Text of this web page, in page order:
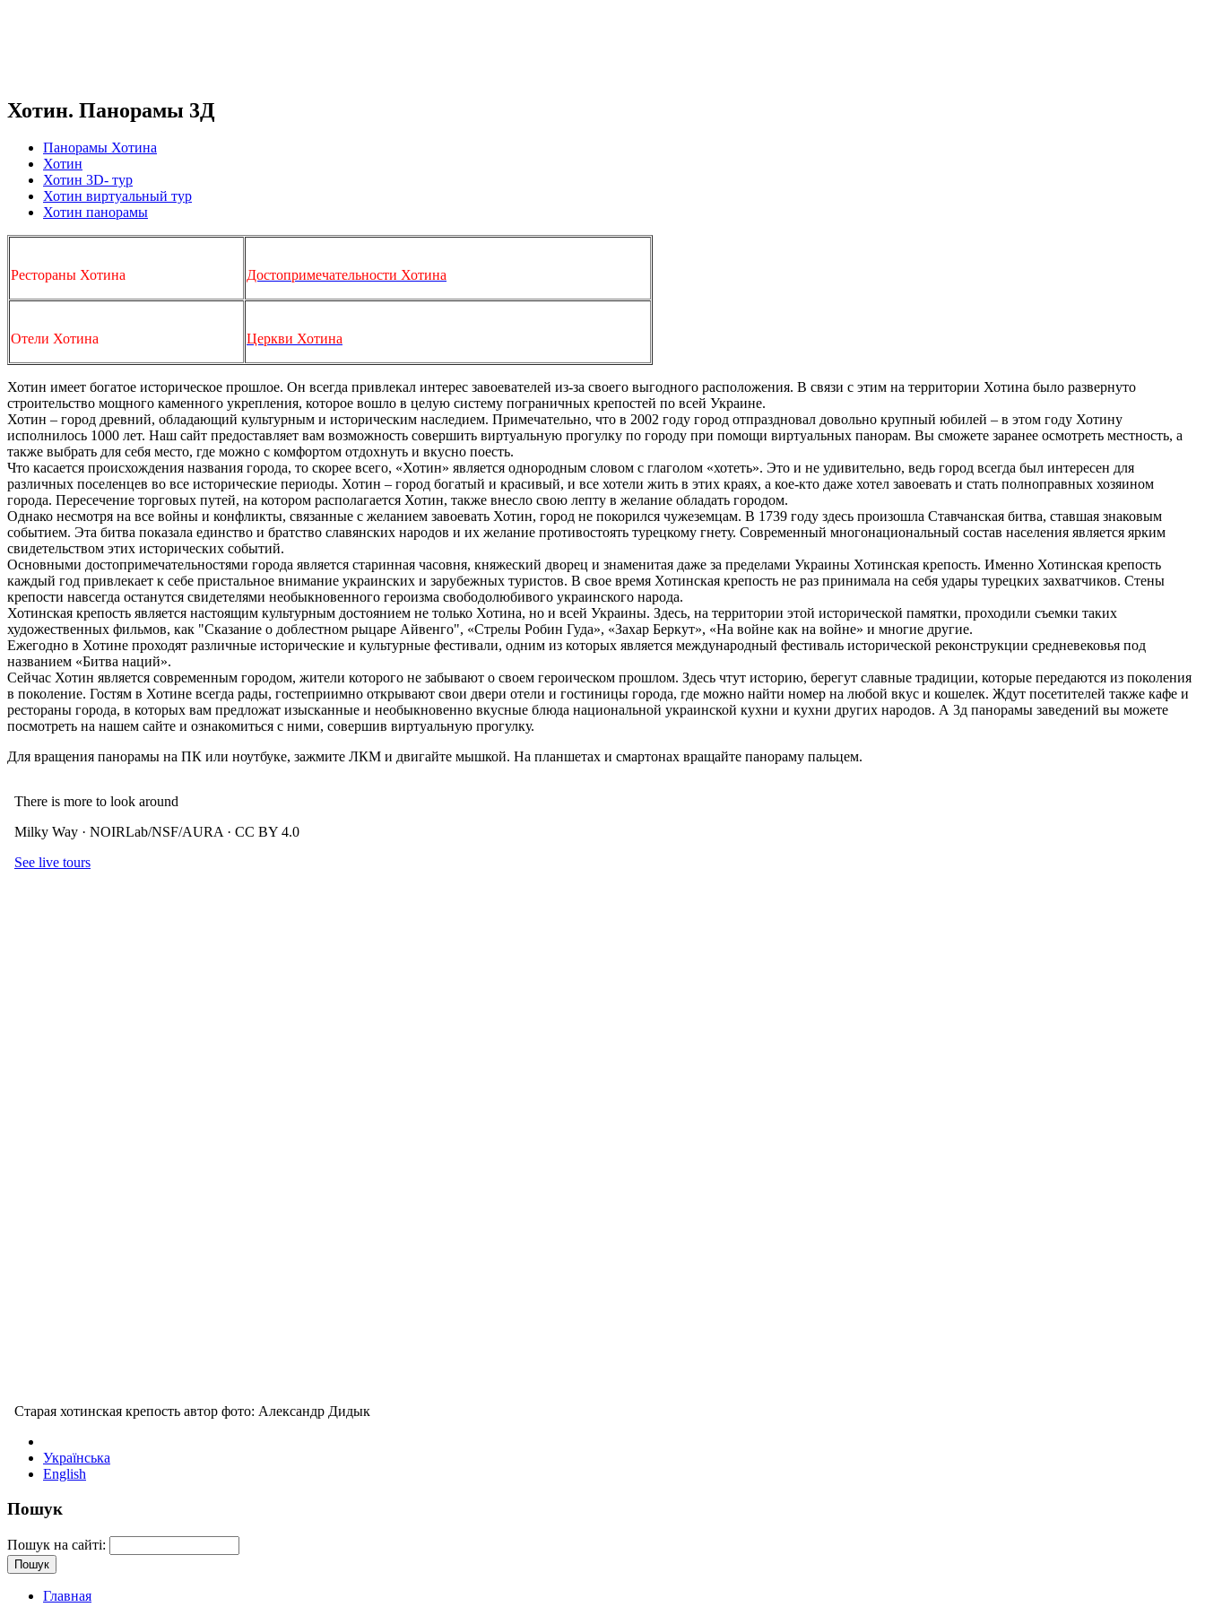
Хотин. Панорамы 3Д
Панорамы Хотина
Хотин
Хотин 3D- тур
Хотин виртуальный тур
Хотин панорамы
Рестораны Хотина Достопримечательности Хотина
Отели Хотина Церкви Хотина
Хотин имеет богатое историческое прошлое. Он всегда привлекал интерес завоевателей из-за своего выгодного расположения. В связи с этим на территории Хотина было развернуто
строительство мощного каменного укрепления, которое вошло в целую систему пограничных крепостей по всей Украине.
Хотин – город древний, обладающий культурным и историческим наследием. Примечательно, что в 2002 году город отпраздновал довольно крупный юбилей – в этом году Хотину
исполнилось 1000 лет. Наш сайт предоставляет вам возможность совершить виртуальную прогулку по городу при помощи виртуальных панорам. Вы сможете заранее осмотреть местность, а
также выбрать для себя место, где можно с комфортом отдохнуть и вкусно поесть.
Что касается происхождения названия города, то скорее всего, «Хотин» является однородным словом с глаголом «хотеть». Это и не удивительно, ведь город всегда был интересен для
различных поселенцев во все исторические периоды. Хотин – город богатый и красивый, и все хотели жить в этих краях, а кое-кто даже хотел завоевать и стать полноправных хозяином
города. Пересечение торговых путей, на котором располагается Хотин, также внесло свою лепту в желание обладать городом.
Однако несмотря на все войны и конфликты, связанные с желанием завоевать Хотин, город не покорился чужеземцам. В 1739 году здесь произошла Ставчанская битва, ставшая знаковым
событием. Эта битва показала единство и братство славянских народов и их желание противостоять турецкому гнету. Современный многонациональный состав населения является ярким
свидетельством этих исторических событий.
Основными достопримечательностями города является старинная часовня, княжеский дворец и знаменитая даже за пределами Украины Хотинская крепость. Именно Хотинская крепость
каждый год привлекает к себе пристальное внимание украинских и зарубежных туристов. В свое время Хотинская крепость не раз принимала на себя удары турецких захватчиков. Стены
крепости навсегда останутся свидетелями необыкновенного героизма свободолюбивого украинского народа.
Хотинская крепость является настоящим культурным достоянием не только Хотина, но и всей Украины. Здесь, на территории этой исторической памятки, проходили съемки таких
художественных фильмов, как "Сказание о доблестном рыцаре Айвенго", «Стрелы Робин Гуда», «Захар Беркут», «На войне как на войне» и многие другие.
Ежегодно в Хотине проходят различные исторические и культурные фестивали, одним из которых является международный фестиваль исторической реконструкции средневековья под
названием «Битва наций».
Сейчас Хотин является современным городом, жители которого не забывают о своем героическом прошлом. Здесь чтут историю, берегут славные традиции, которые передаются из поколения
в поколение. Гостям в Хотине всегда рады, гостеприимно открывают свои двери отели и гостиницы города, где можно найти номер на любой вкус и кошелек. Ждут посетителей также кафе и
рестораны города, в которых вам предложат изысканные и необыкновенно вкусные блюда национальной украинской кухни и кухни других народов. А 3д панорамы заведений вы можете
посмотреть на нашем сайте и ознакомиться с ними, совершив виртуальную прогулку.
Для вращения панорамы на ПК или ноутбуке, зажмите ЛКМ и двигайте мышкой. На планшетах и смартонах вращайте панораму пальцем.
Старая хотинская крепость автор фото: Александр Дидык
Українська
English
Пошук
Пошук на сайті:
Главная